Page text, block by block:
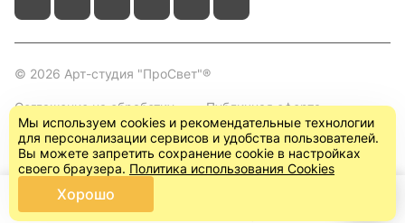
© 2026 Арт-студия "ПроСвет"®
Соглашение на обработку
персональных данных
Публичная оферта
(пользовательское
соглашение)
Главная Каталог
Мы используем cookies и рекомендательные технологии
для персонализации сервисов и удобства пользователей.
Вы можете запретить сохранение cookie в настройках
своего браузера. Политика использования Cookies
Хорошо